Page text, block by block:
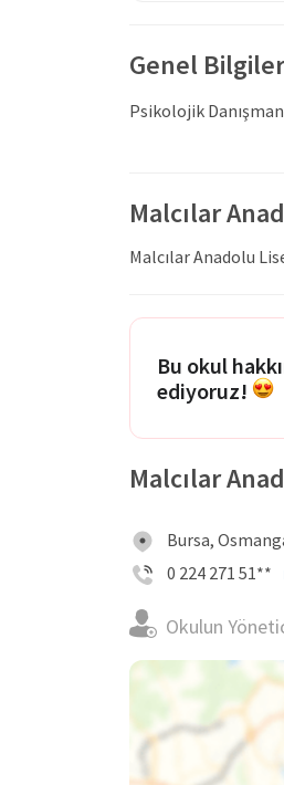
Genel Bilgiler
Psikolojik
Malcılar
Malcılar Anadolu
Bu okul
ediyoruz!
Malcılar
Bursa,
0 224 271 51**
Okulun